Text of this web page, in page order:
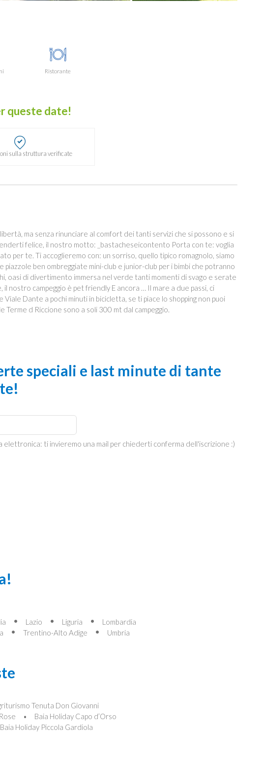
Ristorante
queste date!
sulla struttura verificate
ma senza rinunciare al comfort dei tanti servizi che si possono e si
felice, il nostro motto: _bastacheseicontento Porta con te: voglia
per te. Ti accoglieremo con: un sorriso, quello tipico romagnolo, siamo
ben ombreggiate mini-club e junior-club per i bimbi che potranno
oasi di divertimento immersa nel verde tanti momenti di svago e serate
nostro campeggio è pet friendly E ancora … Il mare a due passi, ci
Dante a pochi minuti in bicicletta, se ti piace lo shopping non puoi
d Riccione sono a soli 300 mt dal campeggio.
speciali e last minute di tante
elettronica: ti invieremo una mail per chiederti conferma dell'iscrizione :)
Lazio Liguria
Lombardia
Trentino-Alto Adige
Umbria
Tenuta Don Giovanni
Baia Holiday Capo d’Orso
Baia Holiday Piccola Gardiola